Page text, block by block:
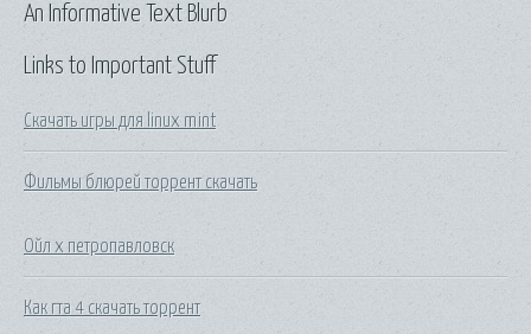
Links to Important Stuff
Скачать игры для linux mint
Фильмы блюрей торрент скачать
Ойл х петропавловск
Как гта 4 скачать торрент
An Informative Text Blurb